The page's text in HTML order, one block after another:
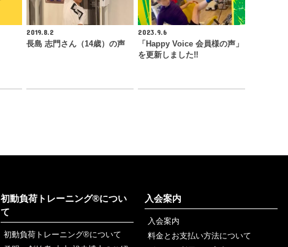
2019.8.2
長島 志門さん（14歳）の声
2023.9.6
「Happy Voice 会員様の声」
を更新しました‼︎
初動負荷トレーニング®につい
て
初動負荷トレーニング®について
入会案内
入会案内
料金とお支払い方法について